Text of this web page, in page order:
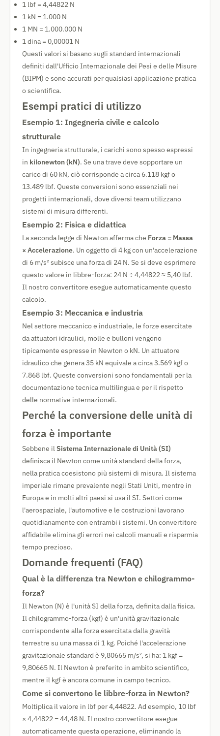
1 lbf = 4,44822 N
1 kN = 1.000 N
1 MN = 1.000.000 N
1 dina = 0,00001 N
Questi valori si basano sugli standard internazionali
definiti dall'Ufficio Internazionale dei Pesi e delle Misure
(BIPM) e sono accurati per qualsiasi applicazione pratica
o scientifica.
Esempi pratici di utilizzo
Esempio 1: Ingegneria civile e calcolo
strutturale
In ingegneria strutturale, i carichi sono spesso espressi
in kilonewton (kN). Se una trave deve sopportare un
carico di 60 kN, ciò corrisponde a circa 6.118 kgf o
13.489 lbf. Queste conversioni sono essenziali nei
progetti internazionali, dove diversi team utilizzano
sistemi di misura differenti.
Esempio 2: Fisica e didattica
La seconda legge di Newton afferma che Forza = Massa
× Accelerazione. Un oggetto di 4 kg con un'accelerazione
di 6 m/s² subisce una forza di 24 N. Se si deve esprimere
questo valore in libbre-forza: 24 N ÷ 4,44822 ≈ 5,40 lbf.
Il nostro convertitore esegue automaticamente questo
calcolo.
Esempio 3: Meccanica e industria
Nel settore meccanico e industriale, le forze esercitate
da attuatori idraulici, molle e bulloni vengono
tipicamente espresse in Newton o kN. Un attuatore
idraulico che genera 35 kN equivale a circa 3.569 kgf o
7.868 lbf. Queste conversioni sono fondamentali per la
documentazione tecnica multilingua e per il rispetto
delle normative internazionali.
Perché la conversione delle unità di
forza è importante
Sebbene ilSistema Internazionale di Unità (SI)
definisca il Newton come unità standard della forza,
nella pratica coesistono più sistemi di misura. Il sistema
imperiale rimane prevalente negli Stati Uniti, mentre in
Europa e in molti altri paesi si usa il SI. Settori come
l'aerospaziale, l'automotive e le costruzioni lavorano
quotidianamente con entrambi i sistemi. Un convertitore
affidabile elimina gli errori nei calcoli manuali e risparmia
tempo prezioso.
Domande frequenti (FAQ)
Qual è la differenza tra Newton e chilogrammo-
forza?
Il Newton (N) è l'unità SI della forza, definita dalla fisica.
Il chilogrammo-forza (kgf) è un'unità gravitazionale
corrispondente alla forza esercitata dalla gravità
terrestre su una massa di 1 kg. Poiché l'accelerazione
gravitazionale standard è 9,80665 m/s², si ha: 1 kgf =
9,80665 N. Il Newton è preferito in ambito scientifico,
mentre il kgf è ancora comune in campo tecnico.
Come si convertono le libbre-forza in Newton?
Moltiplica il valore in lbf per 4,44822. Ad esempio, 10 lbf
× 4,44822 = 44,48 N. Il nostro convertitore esegue
automaticamente questa operazione, eliminando la